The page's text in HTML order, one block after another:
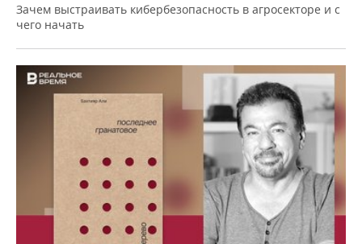
Зачем выстраивать кибербезопасность в агросекторе и с
чего начать